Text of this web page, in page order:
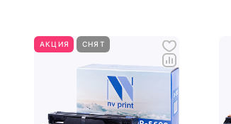
АКЦИЯ СНЯТ